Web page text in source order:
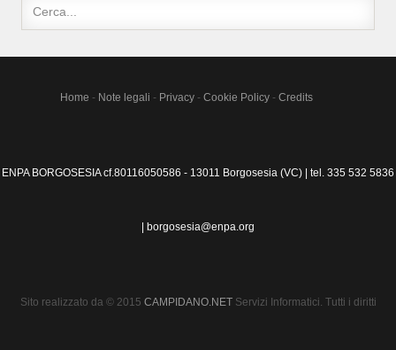
Home - Note legali - Privacy- Cookie Policy- Credits
ENPA BORGOSESIA cf.80116050586 - 13011 Borgosesia (VC) | tel. 335 532 5836
| borgosesia@enpa.org
Sito realizzato da © 2015 CAMPIDANO.NETServizi Informatici. Tutti i diritti